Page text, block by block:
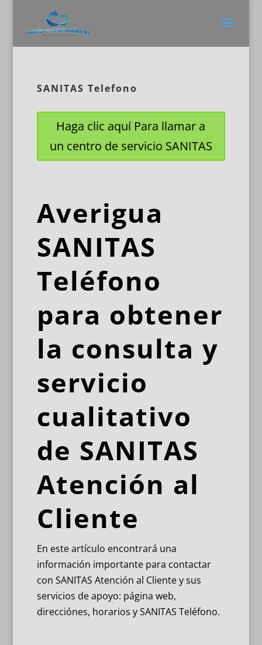
SANITAS Telefono
Haga clic aquí Para llamar a
un centro de servicio SANITAS
Averigua
SANITAS
Teléfono
para obtener
la consulta y
servicio
cualitativo
de SANITAS
Atención al
Cliente
En este artículo encontrará una
información importante para contactar
con SANITAS Atención al Cliente y sus
servicios de apoyo: página web,
direcciónes, horarios y SANITAS Teléfono.